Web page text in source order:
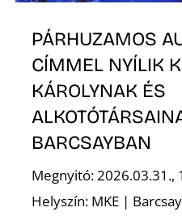
PÁRHUZAMOS
CÍMMEL NYÍLIK
KÁROLYNAK ÉS
BARCSAYBAN
Megnyitó: 2026.03.31.,
Helyszín: MKE |